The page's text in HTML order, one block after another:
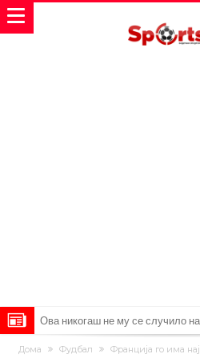
Ова никогаш не му се случило
повлекуваат, а Зверев веднаш
Реал Мадрид донесе одлука:
Дома Фудбал
Франција го има